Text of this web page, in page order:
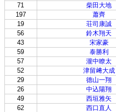
71
柴田大地
197
蕭齊
19
荘司康誠
56
鈴木翔天
43
宋家豪
59
泰勝利
57
瀧中瞭太
52
津留﨑大成
29
德山一翔
26
中込陽翔
49
西垣雅矢
62
西口直人